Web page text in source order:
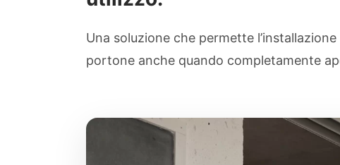
Una soluzione che permette
portone anche quando completamente